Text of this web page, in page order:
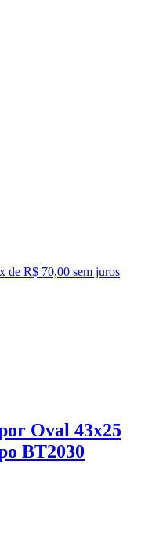
x de R$ 70,00 sem juros
Oval 43x25
BT2030